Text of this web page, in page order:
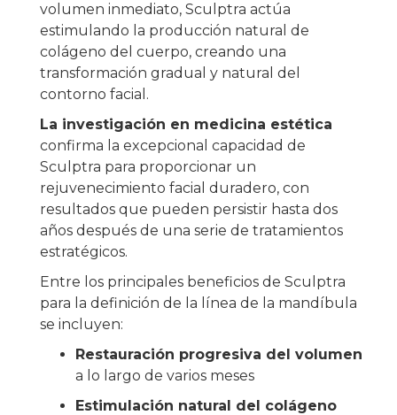
volumen inmediato, Sculptra actúa
estimulando la producción natural de
colágeno del cuerpo, creando una
transformación gradual y natural del
contorno facial.
La investigación en medicina estética
confirma la excepcional capacidad de
Sculptra para proporcionar un
rejuvenecimiento facial duradero, con
resultados que pueden persistir hasta dos
años después de una serie de tratamientos
estratégicos.
Entre los principales beneficios de Sculptra
para la definición de la línea de la mandíbula
se incluyen:
Restauración progresiva del volumen
a lo largo de varios meses
Estimulación natural del colágeno